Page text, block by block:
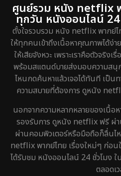
ศูนย์รวม หนัง netflix
ทุกวัน หนังออนไลน์
ตั้งใจรวบรวม หนัง netflix พากย์ไ
ให้ทุกคนเข้าถึงเนื้อหาคุณภาพได้ง่
ให้เสียจังหวะ เพราะเราคือตัวจริง
พร้อมสแตนด์บายส่งมอบความส
ไหนกดค้นหาแล้วเจอได้ทันที เป็น
ความสบายที่ต้องการ ดูหนัง
นอกจากความหลากหลายของเนื้อห
รองรับการ ดูหนัง netflix ฟรี ผ่า
ผ่านคอมพิวเตอร์หรือมือถือก็ลื่นไ
netflix พากย์ไทย เรื่องใหม่ๆ ก่อ
ได้รับชม หนังออนไลน์ 24 ชั่วโมง
ตลอดเ